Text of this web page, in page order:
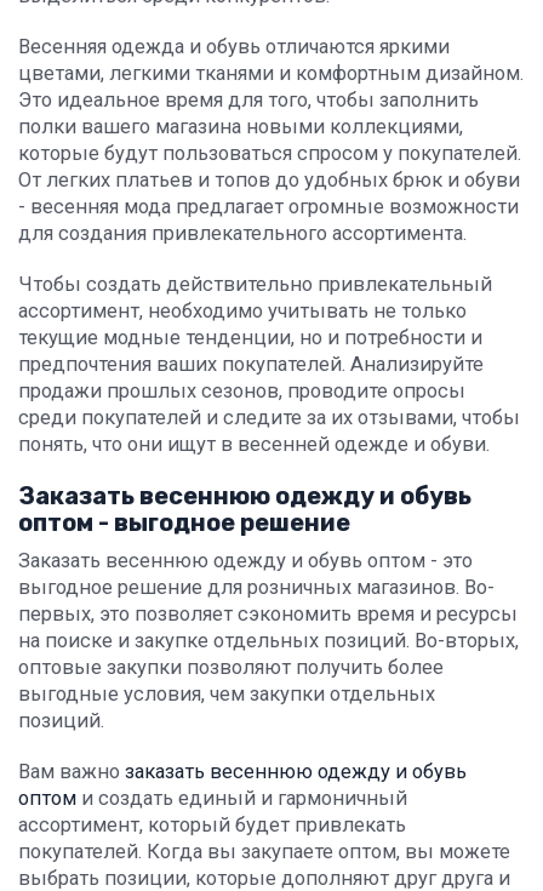
Весенняя одежда и обувь отличаются яркими
цветами, легкими тканями и комфортным дизайном.
Это идеальное время для того, чтобы заполнить
полки вашего магазина новыми коллекциями,
которые будут пользоваться спросом у покупателей.
От легких платьев и топов до удобных брюк и обуви
- весенняя мода предлагает огромные возможности
для создания привлекательного ассортимента.
Чтобы создать действительно привлекательный
ассортимент, необходимо учитывать не только
текущие модные тенденции, но и потребности и
предпочтения ваших покупателей. Анализируйте
продажи прошлых сезонов, проводите опросы
среди покупателей и следите за их отзывами, чтобы
понять, что они ищут в весенней одежде и обуви.
Заказать весеннюю одежду и обувь
оптом - выгодное решение
Заказать весеннюю одежду и обувь оптом - это
выгодное решение для розничных магазинов. Во-
первых, это позволяет сэкономить время и ресурсы
на поиске и закупке отдельных позиций. Во-вторых,
оптовые закупки позволяют получить более
выгодные условия, чем закупки отдельных
позиций.
Вам важно заказать весеннюю одежду и обувь
оптом и создать единый и гармоничный
ассортимент, который будет привлекать
покупателей. Когда вы закупаете оптом, вы можете
выбрать позиции, которые дополняют друг друга и